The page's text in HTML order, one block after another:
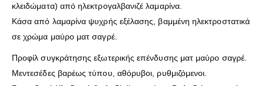
κλειδώματα) από ηλεκτρογαλβανιζέ λαμαρίνα.
Κάσα από λαμαρίνα ψυχρής εξέλασης, βαμμένη ηλεκτροστατικά
σε χρώμα μαύρο ματ σαγρέ.
Προφίλ συγκράτησης εξωτερικής επένδυσης ματ μαύρο σαγρέ.
Μεντεσέδες βαρέως τύπου, αθόρυβοι, ρυθμιζόμενοι.